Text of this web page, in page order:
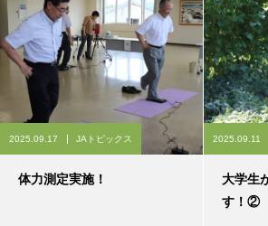
2025.09.17 JAトピックス
体力測定実施！
2025.09.11
大学生
す！②